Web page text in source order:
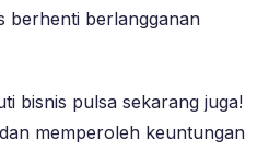
berhenti berlangganan
bisnis pulsa sekarang juga!
memperoleh keuntungan